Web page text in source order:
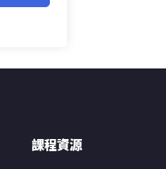
課程資源